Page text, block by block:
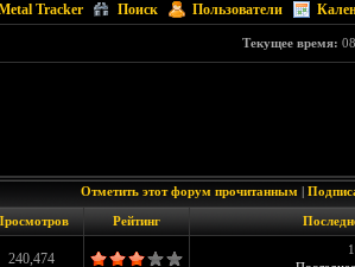
Tracker Поиск Пользователи
Текущее время:
Отметить этот форум прочитанным |
Рейтинг
240,474